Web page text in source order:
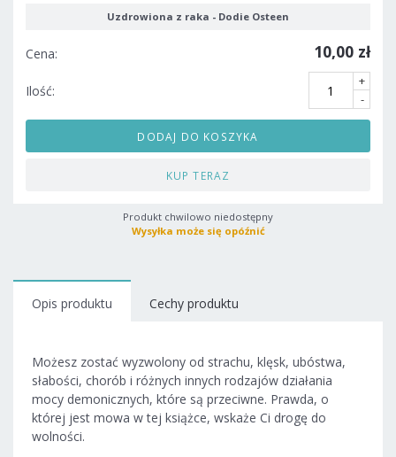
Uzdrowiona z raka - Dodie Osteen
Cena: 10,00 zł
Ilość:
+
-
DODAJ DO KOSZYKA
KUP TERAZ
Produkt chwilowo niedostępny
Wysyłka może się opóźnić
Opis produktu Cechy produktu
Możesz zostać wyzwolony od strachu, klęsk, ubóstwa,
słabości, chorób i różnych innych rodzajów działania
mocy demonicznych, które są przeciwne. Prawda, o
której jest mowa w tej książce, wskaże Ci drogę do
wolności.